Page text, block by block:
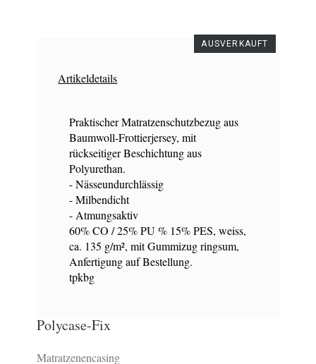
AUSVERKAUFT
Artikeldetails
Praktischer Matratzenschutzbezug aus
Baumwoll-Frottierjersey, mit
rückseitiger Beschichtung aus
Polyurethan.
- Nässeundurchlässig
- Milbendicht
- Atmungsaktiv
60% CO / 25% PU % 15% PES, weiss,
ca. 135 g/m², mit Gummizug ringsum,
Anfertigung auf Bestellung.
tpkbg
Polycase-Fix
Matratzenencasing